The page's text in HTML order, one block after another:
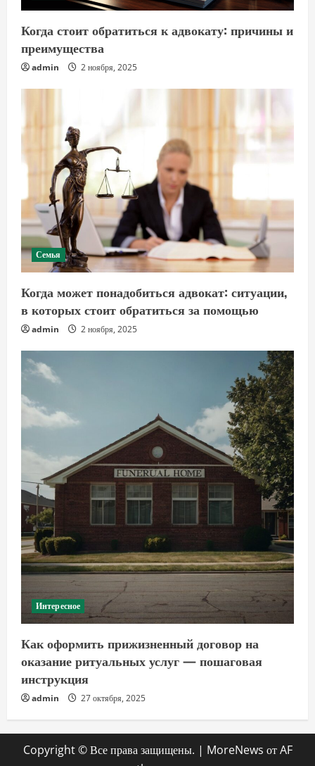
Когда стоит обратиться к адвокату: причины и
преимущества
admin 2 ноября, 2025
Семья
Когда может понадобиться адвокат: ситуации,
в которых стоит обратиться за помощью
admin 2 ноября, 2025
Интересное
Как оформить прижизненный договор на
оказание ритуальных услуг — пошаговая
инструкция
admin 27 октября, 2025
Copyright © Все права защищены. | MoreNews от AF